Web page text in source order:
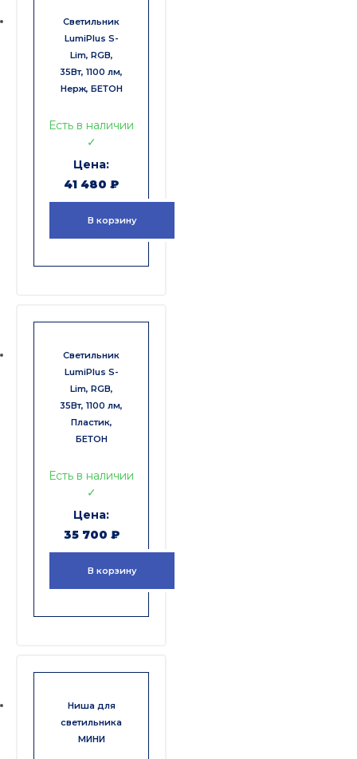
Светильник
LumiPlus S-
Lim, RGB,
35Вт, 1100 лм,
Нерж, БЕТОН
Есть в наличии
✓
41 480 ₽
В корзину
Светильник
LumiPlus S-
Lim, RGB,
35Вт, 1100 лм,
Пластик,
БЕТОН
Есть в наличии
✓
35 700 ₽
В корзину
Ниша для
светильника
МИНИ